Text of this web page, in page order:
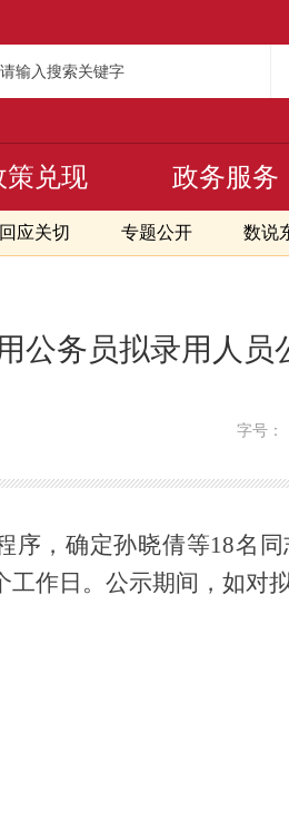
回应关切 专题公开 数说
策兑现 政务服务
公务员拟录用人员
字号：
序，确定孙晓倩等18名
工作日。公示期间，如对